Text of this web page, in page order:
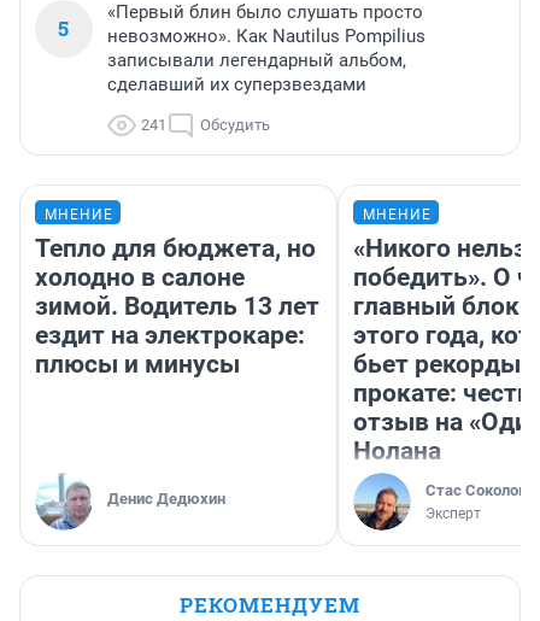
5
«Первый блин было слушать просто
невозможно». Как Nautilus Pompilius
записывали легендарный альбом,
сделавший их суперзвездами
241 Обсудить
МНЕНИЕ
Тепло для бюджета, но
холодно в салоне
зимой. Водитель 13 лет
ездит на электрокаре:
плюсы и минусы
Денис Дедюхин
МНЕНИЕ
«Никого нельзя
победить». О
главный
этого года,
бьет рекорды в
прокате:
отзыв на
Нолана
Стас Соколов
Эксперт
РЕКОМЕНДУЕМ